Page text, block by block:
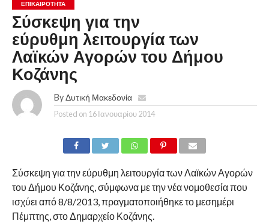
ΕΠΙΚΑΙΡΟΤΗΤΑ
Σύσκεψη για την
εύρυθμη λειτουργία των
Λαϊκών Αγορών του Δήμου
Κοζάνης
By Δυτική Μακεδονία
Posted on 16 Ιανουαρίου 2014
Σύσκεψη για την εύρυθμη λειτουργία των Λαϊκών Αγορών
του Δήμου Κοζάνης, σύμφωνα με την νέα νομοθεσία που
ισχύει από 8/8/2013, πραγματοποιήθηκε το μεσημέρι
Πέμπτης, στο Δημαρχείο Κοζάνης.